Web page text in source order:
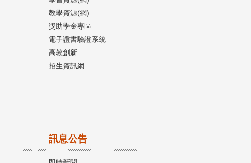
教學資源(網)
獎助學金專區
電子證書驗證系統
高教創新
招生資訊網
訊息公告